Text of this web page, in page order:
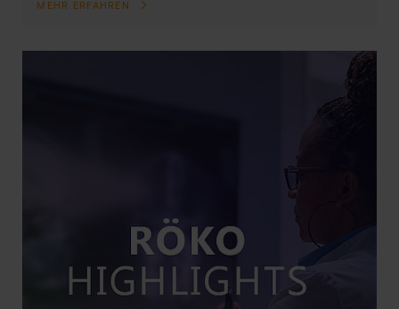
MEHR ERFAHREN